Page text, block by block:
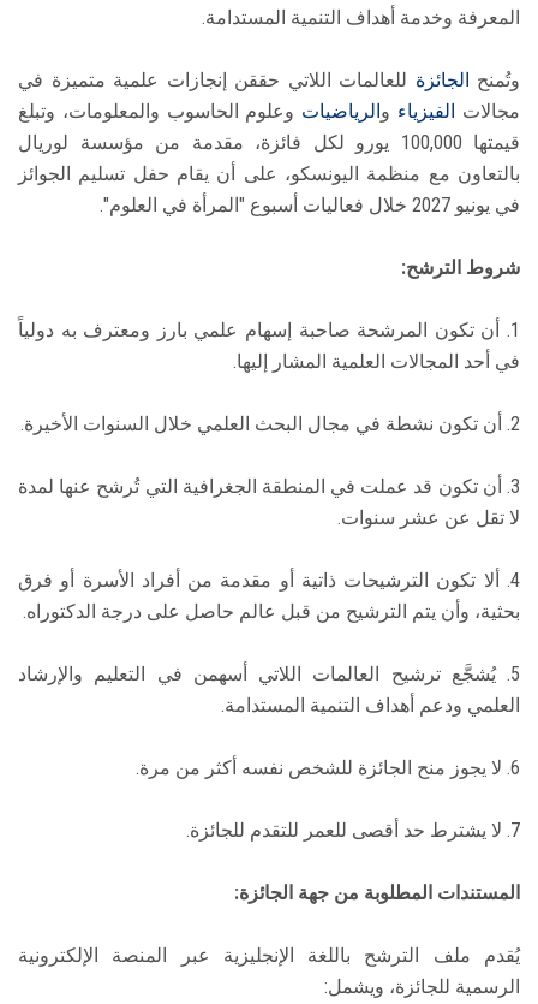
المعرفة وخدمة أهداف التنمية المستدامة.
وتُمنح الجائزة للعالمات اللاتي حققن إنجازات علمية متميزة في
مجالات
الفيزياء و الرياضيات وعلوم الحاسوب والمعلومات، وتبلغ
قيمتها 100,000 يورو لكل فائزة، مقدمة من مؤسسة لوريال
بالتعاون مع منظمة اليونسكو، على أن يقام حفل تسليم الجوائز
في يونيو 2027 خلال فعاليات أسبوع "المرأة في العلوم".
شروط الترشح:
1. أن تكون المرشحة صاحبة إسهام علمي بارز ومعترف به دولياً
في أحد المجالات العلمية المشار إليها.
2. أن تكون نشطة في مجال البحث العلمي خلال السنوات الأخيرة.
3. أن تكون قد عملت في المنطقة الجغرافية التي تُرشح عنها لمدة
لا تقل عن عشر سنوات.
4. ألا تكون الترشيحات ذاتية أو مقدمة من أفراد الأسرة أو فرق
بحثية، وأن يتم الترشيح من قبل عالم حاصل على درجة الدكتوراه.
5. يُشجَّع ترشيح العالمات اللاتي أسهمن في التعليم والإرشاد
العلمي ودعم أهداف التنمية المستدامة.
6. لا يجوز منح الجائزة للشخص نفسه أكثر من مرة.
7. لا يشترط حد أقصى للعمر للتقدم للجائزة.
المستندات المطلوبة من جهة الجائزة:
يُقدم ملف الترشح باللغة الإنجليزية عبر المنصة الإلكترونية
الرسمية للجائزة، ويشمل: